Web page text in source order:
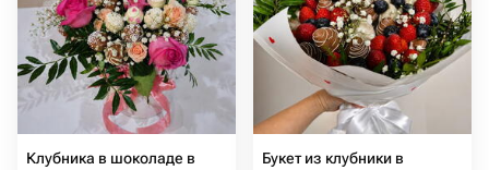
Клубника в шоколаде в
Букет из клубники в